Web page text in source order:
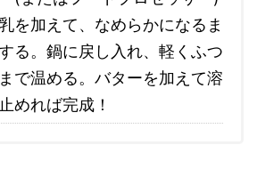
を加えて、なめらかになるま
る。鍋に戻し入れ、軽くふつ
で温める。バターを加えて溶
めれば完成！